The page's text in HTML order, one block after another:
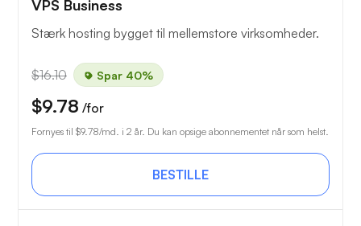
VPS Business
Stærk hosting bygget til mellemstore virksomheder.
$16.10 Spar 40%
$9.78 /for
Fornyes til $9.78/md. i 2 år. Du kan opsige abonnementet når som helst.
BESTILLE